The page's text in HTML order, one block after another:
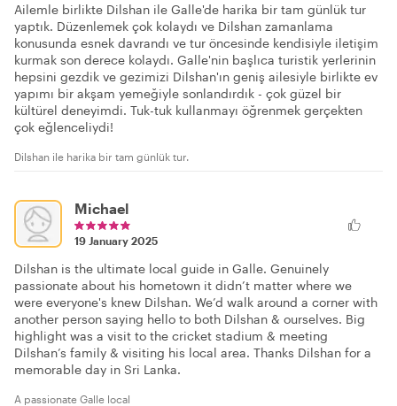
Ailemle birlikte Dilshan ile Galle'de harika bir tam günlük tur
yaptık. Düzenlemek çok kolaydı ve Dilshan zamanlama
konusunda esnek davrandı ve tur öncesinde kendisiyle iletişim
kurmak son derece kolaydı. Galle'nin başlıca turistik yerlerinin
hepsini gezdik ve gezimizi Dilshan'ın geniş ailesiyle birlikte ev
yapımı bir akşam yemeğiyle sonlandırdık - çok güzel bir
kültürel deneyimdi. Tuk-tuk kullanmayı öğrenmek gerçekten
çok eğlenceliydi!
Dilshan ile harika bir tam günlük tur.
Michael
19 January 2025
Dilshan is the ultimate local guide in Galle. Genuinely
passionate about his hometown it didn’t matter where we
were everyone's knew Dilshan. We’d walk around a corner with
another person saying hello to both Dilshan & ourselves. Big
highlight was a visit to the cricket stadium & meeting
Dilshan’s family & visiting his local area. Thanks Dilshan for a
memorable day in Sri Lanka.
A passionate Galle local